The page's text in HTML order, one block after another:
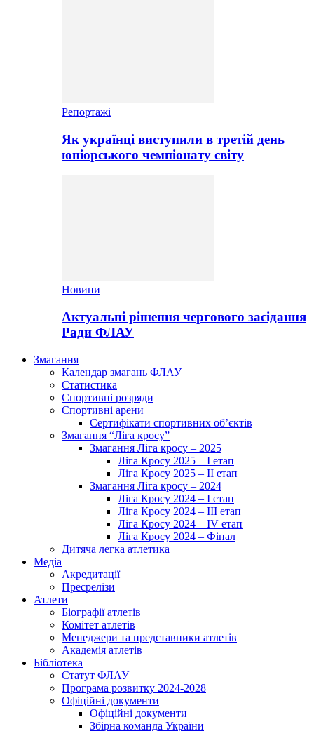
Репортажі
Як українці виступили в третій день
юніорського чемпіонату світу
Новини
Актуальні рішення чергового засідання
Ради ФЛАУ
Змагання
Календар змагань ФЛАУ
Статистика
Спортивні розряди
Спортивні арени
Сертифікати спортивних об’єктів
Змагання “Ліга кросу”
Змагання Ліга кросу – 2025
Ліга Кросу 2025 – I етап
Ліга Кросу 2025 – II етап
Змагання Ліга кросу – 2024
Ліга Кросу 2024 – I етап
Ліга Кросу 2024 – III етап
Ліга Кросу 2024 – IV етап
Ліга Кросу 2024 – Фінал
Дитяча легка атлетика
Медіа
Акредитації
Пресрелізи
Атлети
Біографії атлетів
Комітет атлетів
Менеджери та представники атлетів
Академія атлетів
Бібліотека
Статут ФЛАУ
Програма розвитку 2024-2028
Офіційні документи
Офіційні документи
Збірна команда України